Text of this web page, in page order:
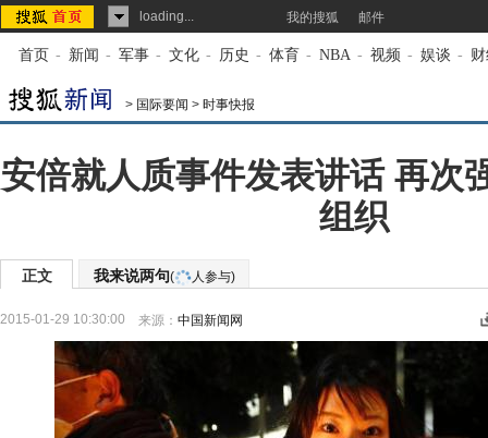
loading... 我的搜狐 邮件
首页 - 新闻 - 军事 - 文化 - 历史 - 体育 - NBA - 视频 - 娱谈 -
> 国际要闻 > 时事快报
安倍就人质事件发表讲话 再次
组织
正文 我来说两句( 人参与)
2015-01-29 10:30:00 来源： 中国新闻网